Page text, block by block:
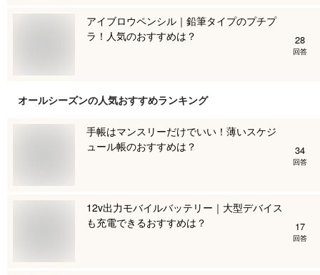
アイブロウペンシル｜鉛筆タイプのプチプ
ラ！人気のおすすめは？
28
回答
オールシーズンの人気おすすめランキング
手帳はマンスリーだけでいい！薄いスケジ
ュール帳のおすすめは？
34
回答
12v出力モバイルバッテリー｜大型デバイス
も充電できるおすすめは？
17
回答